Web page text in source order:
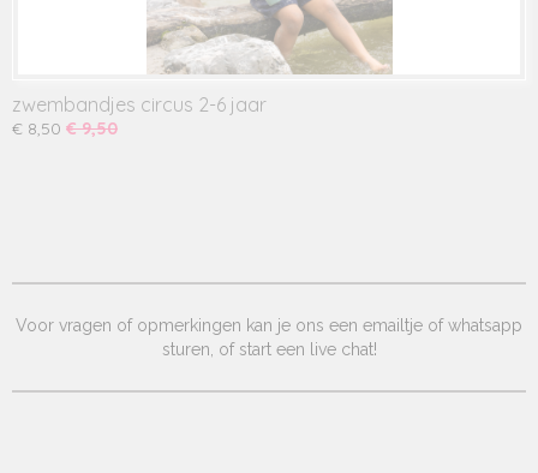
zwembandjes circus 2-6 jaar
€ 8,50 € 9,50
Voor vragen of opmerkingen kan je ons een emailtje of whatsapp
sturen, of start een live chat!